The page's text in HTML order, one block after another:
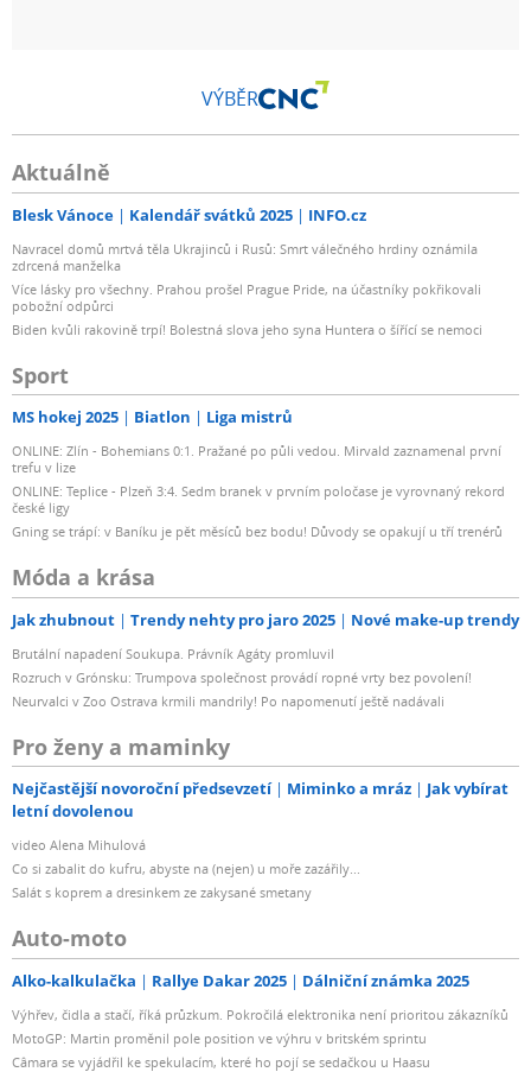
VÝBĚR
Aktuálně
Blesk Vánoce Kalendář svátků 2025 INFO.cz
Navracel domů mrtvá těla Ukrajinců i Rusů: Smrt válečného hrdiny oznámila
zdrcená manželka
Více lásky pro všechny. Prahou prošel Prague Pride, na účastníky pokřikovali
pobožní odpůrci
Biden kvůli rakovině trpí! Bolestná slova jeho syna Huntera o šířící se nemoci
Sport
MS hokej 2025 Biatlon Liga mistrů
ONLINE: Zlín - Bohemians 0:1. Pražané po půli vedou. Mirvald zaznamenal první
trefu v lize
ONLINE: Teplice - Plzeň 3:4. Sedm branek v prvním poločase je vyrovnaný rekord
české ligy
Gning se trápí: v Baníku je pět měsíců bez bodu! Důvody se opakují u tří trenérů
Móda a krása
Jak zhubnout Trendy nehty pro jaro 2025 Nové make-up trendy
Brutální napadení Soukupa. Právník Agáty promluvil
Rozruch v Grónsku: Trumpova společnost provádí ropné vrty bez povolení!
Neurvalci v Zoo Ostrava krmili mandrily! Po napomenutí ještě nadávali
Pro ženy a maminky
Nejčastější novoroční předsevzetí Miminko a mráz
Jak vybírat
letní dovolenou
video Alena Mihulová
Co si zabalit do kufru, abyste na (nejen) u moře zazářily...
Salát s koprem a dresinkem ze zakysané smetany
Auto-moto
Alko-kalkulačka Rallye Dakar 2025 Dálniční známka 2025
Výhřev, čidla a stačí, říká průzkum. Pokročilá elektronika není prioritou zákazníků
MotoGP: Martin proměnil pole position ve výhru v britském sprintu
Câmara se vyjádřil ke spekulacím, které ho pojí se sedačkou u Haasu